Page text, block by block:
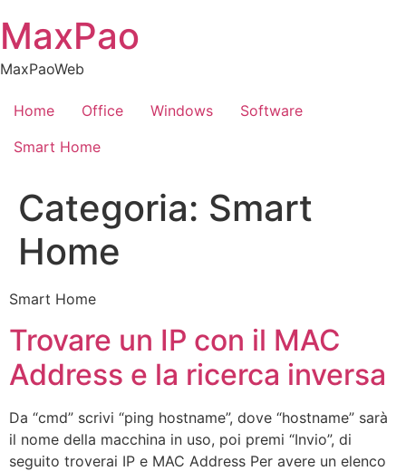
to
content
MaxPao
MaxPaoWeb
Home Office Windows
Software
Smart Home
Categoria: Smart
Home
Smart Home
Trovare un IP con il MAC
Address e la ricerca inversa
Da “cmd” scrivi “ping hostname”, dove “hostname” sarà
il nome della macchina in uso, poi premi “Invio”, di
seguito troverai IP e MAC Address Per avere un elenco